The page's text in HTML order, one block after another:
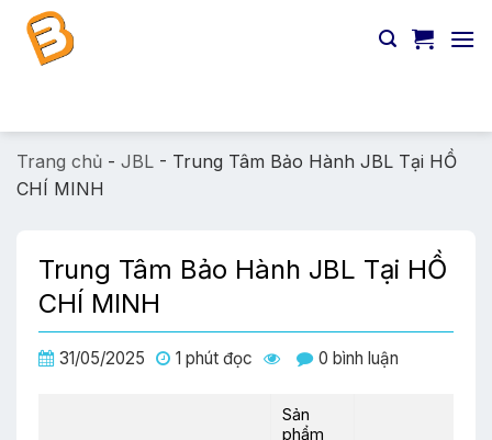
Chuyển
đến
Trang chủ - JBL - Trung Tâm Bảo Hành JBL Tại HỒ
CHÍ MINH
Trung Tâm Bảo Hành JBL Tại HỒ
CHÍ MINH
31/05/2025 1 phút đọc 0 bình luận
Sản
phẩm